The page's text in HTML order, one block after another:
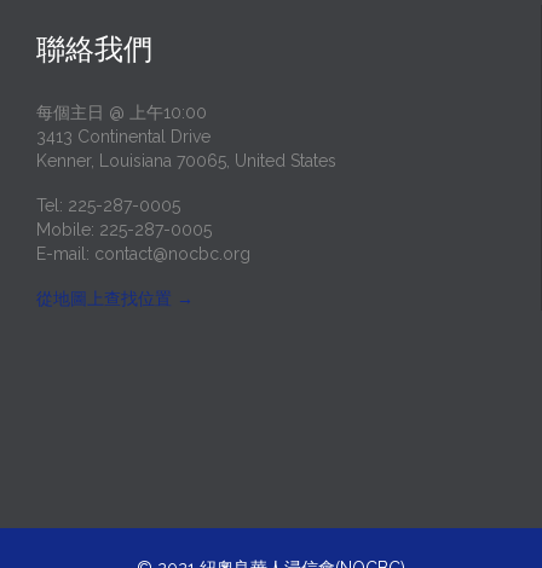
聯絡我們
每個主日 @ 上午10:00
3413 Continental Drive
Kenner, Louisiana 70065, United States
Tel: 225-287-0005
Mobile: 225-287-0005
E-mail: contact@nocbc.org
從地圖上查找位置 →